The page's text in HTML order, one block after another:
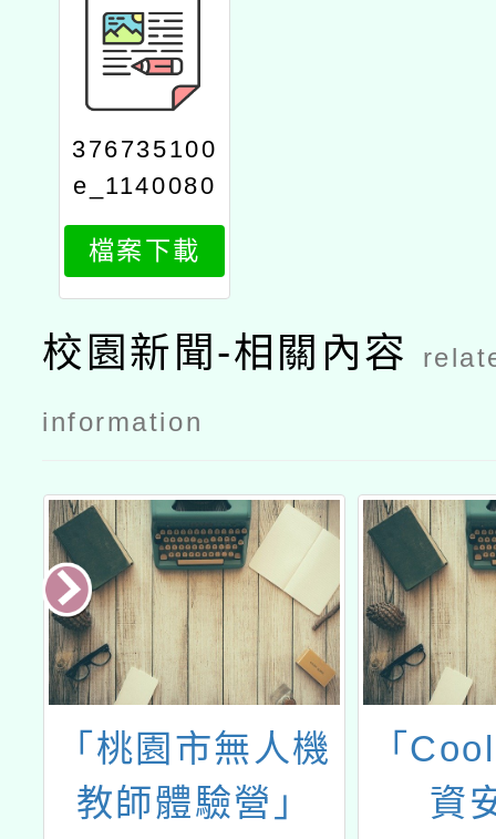
376735100
e_1140080
799_attach
1
檔案下載
校園新聞-相關內容
information
「桃園市無人機
教師體驗營」
「
資